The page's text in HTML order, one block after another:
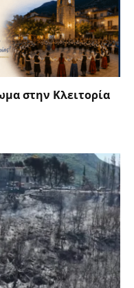
στην Κλειτορία